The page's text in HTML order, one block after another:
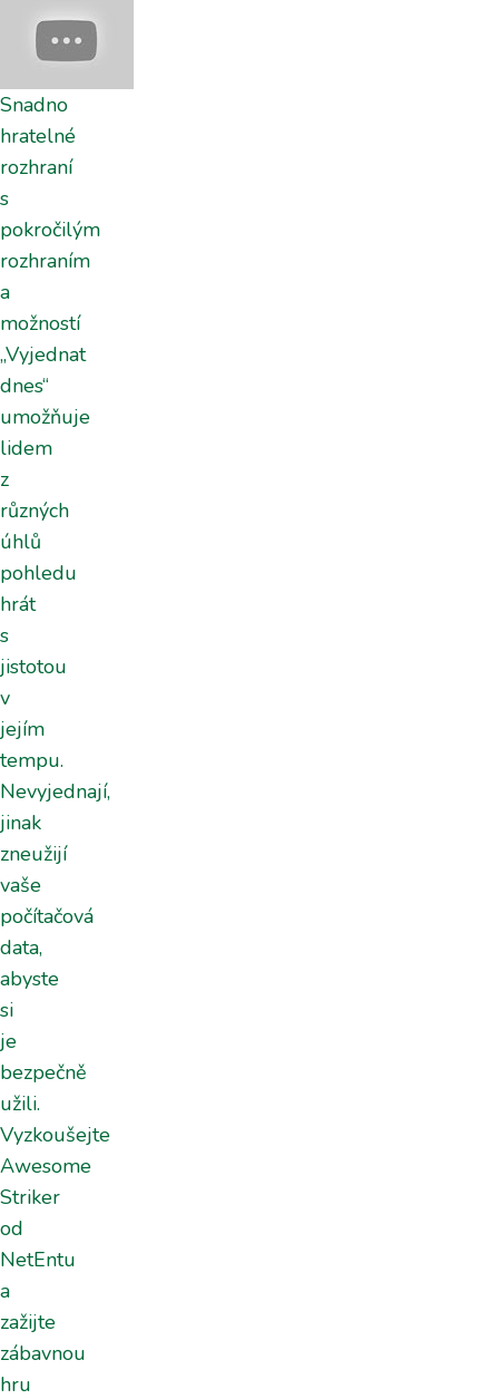
Snadno
hratelné
rozhraní
s
pokročilým
rozhraním
a
možností
„Vyjednat
dnes“
umožňuje
lidem
z
různých
úhlů
pohledu
hrát
s
jistotou
v
jejím
tempu.
Nevyjednají,
jinak
zneužijí
vaše
počítačová
data,
abyste
si
je
bezpečně
užili.
Vyzkoušejte
Awesome
Striker
od
NetEntu
a
zažijte
zábavnou
hru